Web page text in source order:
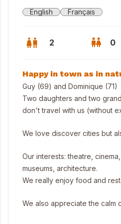
English Français
2 0
Happy in town as in
Guy (69) and Dominique (71)
Two daughters and two
don't travel with us (without
We love discover cities but
Our interests: theatre, cinema,
museums, architecture.
We really enjoy food and
We also appreciate the calm